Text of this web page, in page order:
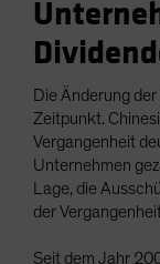
Die Änderung
Zeitpunkt.
Vergangenheit
Unternehmen
Lage, die
der
Seit dem Jahr